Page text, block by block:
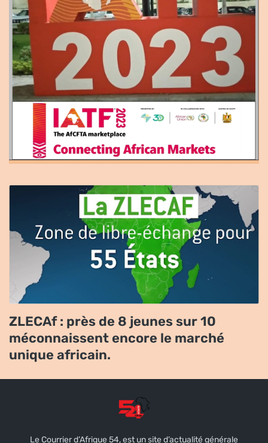
ZLECAf : près de 8 jeunes sur 10
méconnaissent encore le marché
unique africain.
Le Courrier d’Afrique 54, est un site d’actualité générale